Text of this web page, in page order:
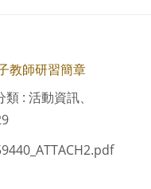
教師研習簡章
: 活動資訊、